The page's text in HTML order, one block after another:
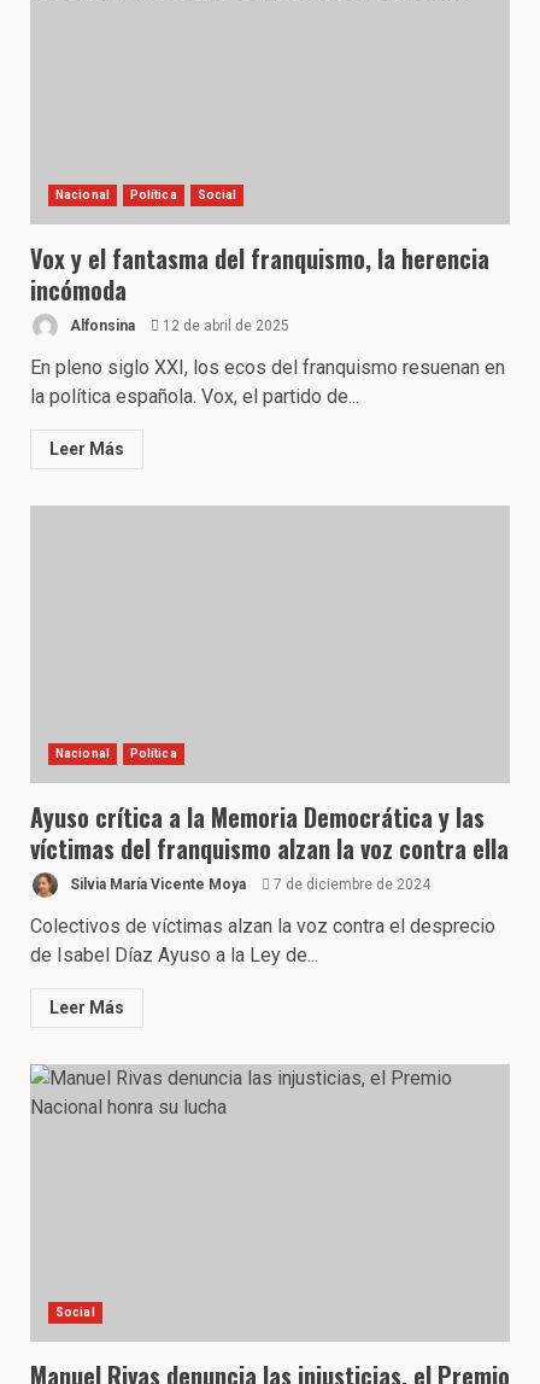
Nacional Política Social
Vox y el fantasma del franquismo, la herencia
incómoda
Alfonsina 12 de abril de 2025
En pleno siglo XXI, los ecos del franquismo resuenan en
la política española. Vox, el partido de...
Leer Más
Nacional Política
Ayuso crítica a la Memoria Democrática y las
víctimas del franquismo alzan la voz contra ella
Silvia María Vicente Moya 7 de diciembre de 2024
Colectivos de víctimas alzan la voz contra el desprecio
de Isabel Díaz Ayuso a la Ley de...
Leer Más
Social
Manuel Rivas denuncia las injusticias, el Premio